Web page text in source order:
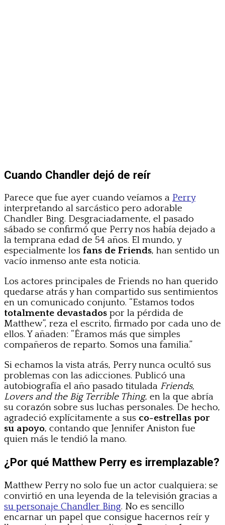
Cuando Chandler dejó de reír
Parece que fue ayer cuando veíamos a Perry
interpretando al sarcástico pero adorable
Chandler Bing. Desgraciadamente, el pasado
sábado se confirmó que Perry nos había dejado a
la temprana edad de 54 años. El mundo, y
especialmente los fans de Friends, han sentido un
vacío inmenso ante esta noticia.
Los actores principales de Friends no han querido
quedarse atrás y han compartido sus sentimientos
en un comunicado conjunto. “Estamos todos
totalmente devastados por la pérdida de
Matthew”, reza el escrito, firmado por cada uno de
ellos. Y añaden: “Éramos más que simples
compañeros de reparto. Somos una familia.”
Si echamos la vista atrás, Perry nunca ocultó sus
problemas con las adicciones. Publicó una
autobiografía el año pasado titulada Friends,
Lovers and the Big Terrible Thing, en la que abría
su corazón sobre sus luchas personales. De hecho,
agradeció explícitamente a sus co-estrellas por
su apoyo, contando que Jennifer Aniston fue
quien más le tendió la mano.
¿Por qué Matthew Perry es irremplazable?
Matthew Perry no solo fue un actor cualquiera; se
convirtió en una leyenda de la televisión gracias a
su personaje Chandler Bing. No es sencillo
encarnar un papel que consigue hacernos reír y